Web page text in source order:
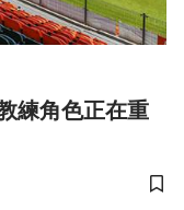
練角色正在重
儲